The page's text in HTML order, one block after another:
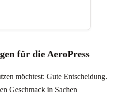
für die AeroPress
möchtest: Gute Entscheidung.
Geschmack in Sachen